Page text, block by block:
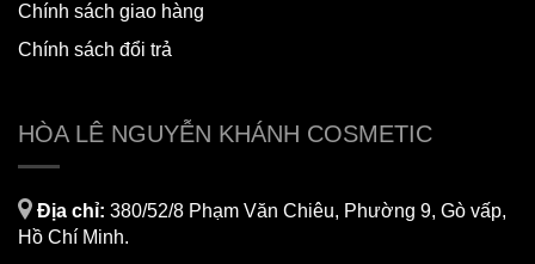
Chính sách giao hàng
Chính sách đổi trả
HÒA LÊ NGUYỄN KHÁNH COSMETIC
Địa chỉ: 380/52/8 Phạm Văn Chiêu, Phường 9, Gò vấp,
Hồ Chí Minh.